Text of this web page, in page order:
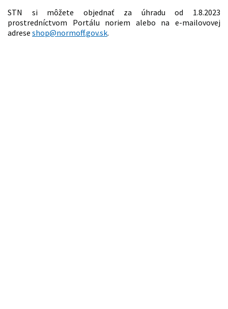
STN si môžete objednať za úhradu od 1.8.2023
prostredníctvom Portálu noriem alebo na e-mailovovej
adrese shop@normoff.gov.sk.